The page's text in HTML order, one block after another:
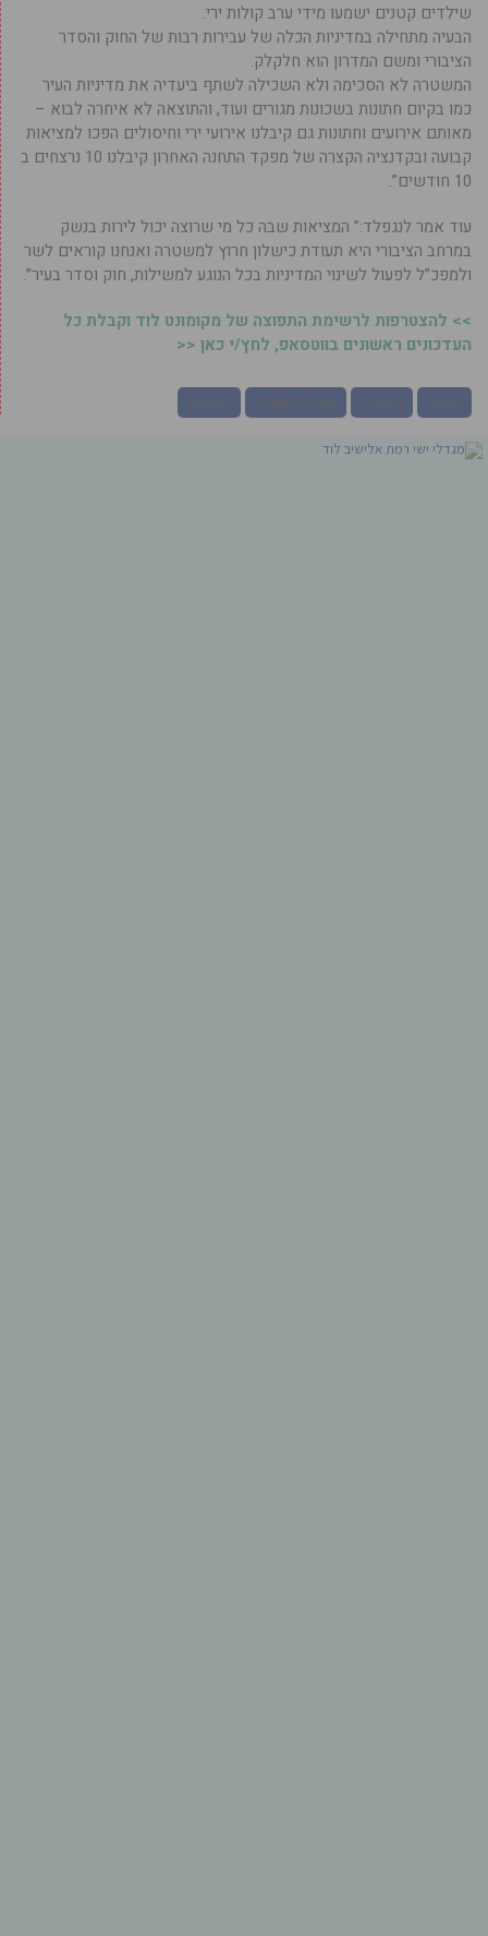
שילדים קטנים ישמעו מידי ערב קולות ירי.
הבעיה מתחילה במדיניות הכלה של עבירות רבות של החוק והסדר
הציבורי ומשם המדרון הוא חלקלק.
המשטרה לא הסכימה ולא השכילה לשתף ביעדיה את מדיניות העיר
כמו בקיום חתונות בשכונות מגורים ועוד, והתוצאה לא איחרה לבוא –
מאותם אירועים וחתונות גם קיבלנו אירועי ירי וחיסולים הפכו למציאות
קבועה ובקדנציה הקצרה של מפקד התחנה האחרון קיבלנו 10 נרצחים ב
10 חודשים”.
עוד אמר לנגפלד:” המציאות שבה כל מי שרוצה יכול לירות בנשק
במרחב הציבורי היא תעודת כישלון חרוץ למשטרה ואנחנו קוראים לשר
ולמפכ”ל לפעול לשינוי המדיניות בכל הנוגע למשילות, חוק וסדר בעיר”.
>> להצטרפות לרשימת התפוצה של מקומונט לוד וקבלת כל
העדכונים ראשונים בווטסאפ, לחץ/י כאן <<